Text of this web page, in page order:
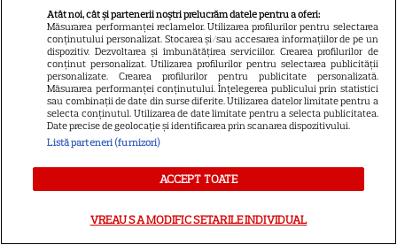
3
Marvel are un nou Black
Panther. David Jonsson preia
moștenirea lui Chadwick
Boseman
VEDETE STRĂINE
Ryan Gosling este noul Ghost
Rider din Universul Marvel.
a entuziasmat pe fani
Atât noi, cât și partenerii noștri prelucrăm datele pentru a oferi:
Măsurarea performanței reclamelor. Utilizarea profilurilor pentru selectarea
conținutului personalizat. Stocarea și/sau accesarea informațiilor de pe un
dispozitiv. Dezvoltarea și îmbunătățirea serviciilor. Crearea profilurilor de
conținut personalizat. Utilizarea profilurilor pentru selectarea publicității
personalizate. Crearea profilurilor pentru publicitate personalizată.
Măsurarea performanței conținutului. Înțelegerea publicului prin statistici
sau combinații de date din surse diferite. Utilizarea datelor limitate pentru a
selecta conținutul. Utilizarea de date limitate pentru a selecta publicitatea.
Date precise de geolocație și identificarea prin scanarea dispozitivului.
Listă parteneri (furnizori)
ACCEPT TOATE
VREAU SA MODIFIC SETARILE INDIVIDUAL